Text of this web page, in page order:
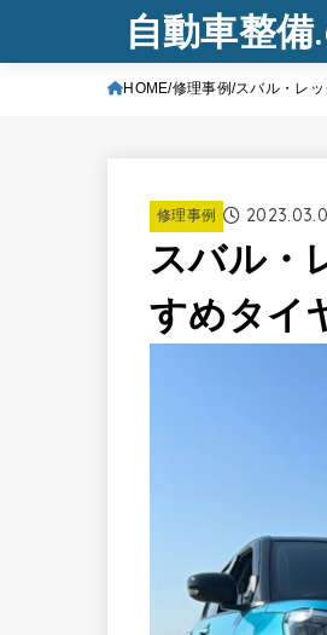
自動車整
HOME 修理事例 スバル・レ
修理事例
スバル・
すめタイ